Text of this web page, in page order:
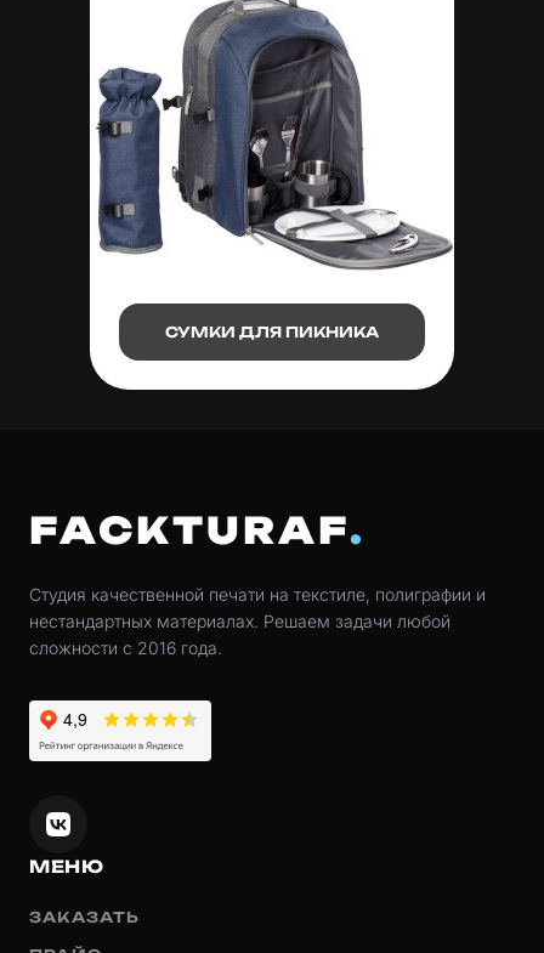
СУМКИ ДЛЯ ПИКНИКА
FACKTURAF
Студия качественной печати на текстиле, полиграфии и
нестандартных материалах. Решаем задачи любой
сложности с 2016 года.
МЕНЮ
ЗАКАЗАТЬ